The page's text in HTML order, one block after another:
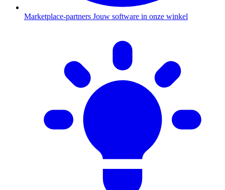
Marketplace-partners Jouw software in onze winkel